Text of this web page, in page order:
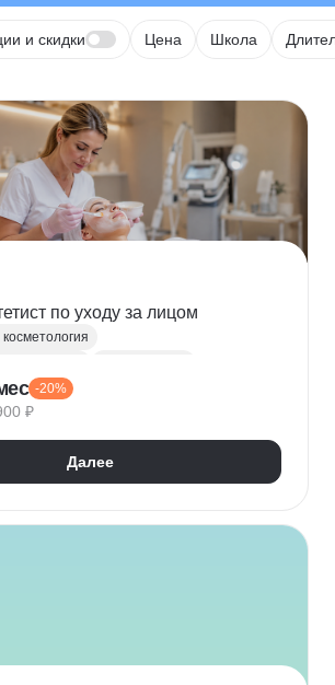
и скидки Цена Школа
по уходу за лицом
Дерматология
-20%
₽
Далее